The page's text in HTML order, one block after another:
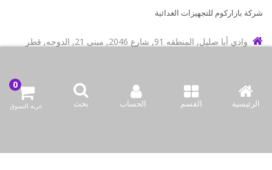
الرئيسية القسم الحساب بحث عربة التسوق
شركة بازاركوم للتجهيزات الغدائية
وادي أبا صليل, المنطقه 91, شارع 2046, مبنى 21, الدوحه, قطر
97466151607+
سياسة المتجر